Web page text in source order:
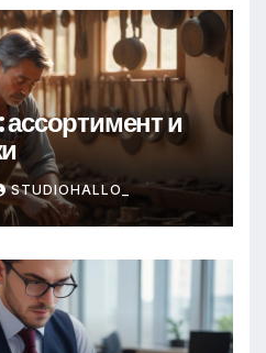
и
STUDIOHALLO_